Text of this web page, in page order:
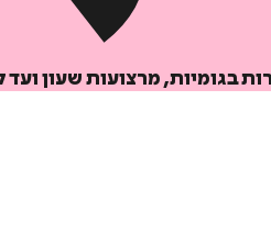
בגומיות, מרצועות שעון ועד